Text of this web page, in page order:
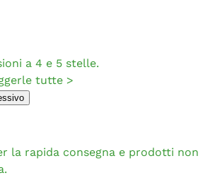
a 4 e 5 stelle.
tutte >
la rapida consegna e prodotti non